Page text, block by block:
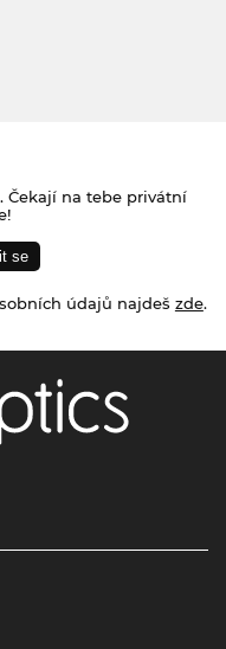
Čekají na tebe privátní
údajů najdeš zde.